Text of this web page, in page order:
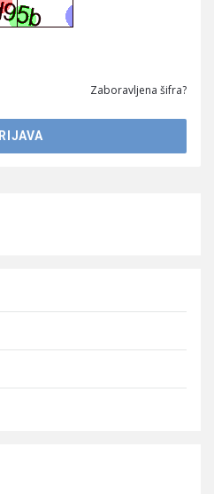
Zaboravljena šifra?